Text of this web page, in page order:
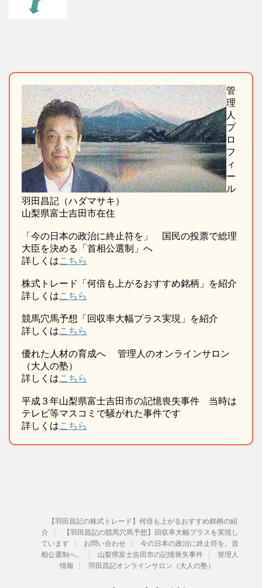
管
理
人
プ
ロ
フ
ィ
ー
ル
羽田昌記（ハダマサキ）
山梨県富士吉田市在住
「今の日本の政治に終止符を」 国民の投票で総理
大臣を決める「首相公選制」へ
詳しくはこちら
株式トレード「何倍も上がるおすすめ銘柄」を紹介
詳しくはこちら
競馬穴馬予想「回収率大幅プラス実現」を紹介
詳しくはこちら
優れた人材の育成へ 管理人のオンラインサロン
（大人の塾）
詳しくはこちら
平成３年山梨県富士吉田市の記憶喪失事件 当時は
テレビ等マスコミで騒がれた事件です
詳しくはこちら
【羽田昌記の株式トレード】何倍も上がるおすすめ銘柄の紹
介
【羽田昌記の競馬穴馬予想】回収率大幅プラスを実現し
ています
お問い合わせ
今の日本の政治に終止符を。首
相公選制へ。
山梨県富士吉田市の記憶喪失事件
管理人
情報
羽田昌記オンラインサロン（大人の塾）